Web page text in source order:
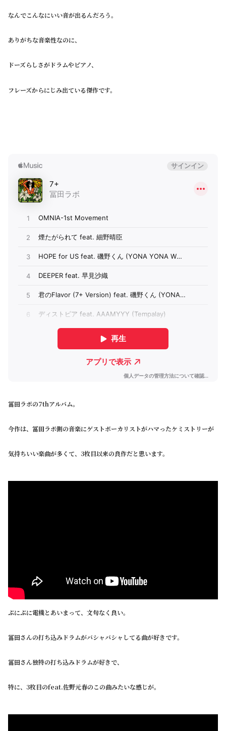
なんでこんなにいい音が出るんだろう。
ありがちな音楽性なのに、
ドーズらしさがドラムやピアノ、
フレーズからにじみ出ている傑作です。
冨田ラボの7thアルバム。
今作は、冨田ラボ側の音楽にゲストボーカリストがハマったケミストリーが
気持ちいい楽曲が多くて、3枚目以来の良作だと思います。
ぷにぷに電機とあいまって、文句なく良い。
冨田さんの打ち込みドラムがバシャバシャしてる曲が好きです。
冨田さん独特の打ち込みドラムが好きで、
特に、3枚目のfeat.佐野元春のこの曲みたいな感じが。